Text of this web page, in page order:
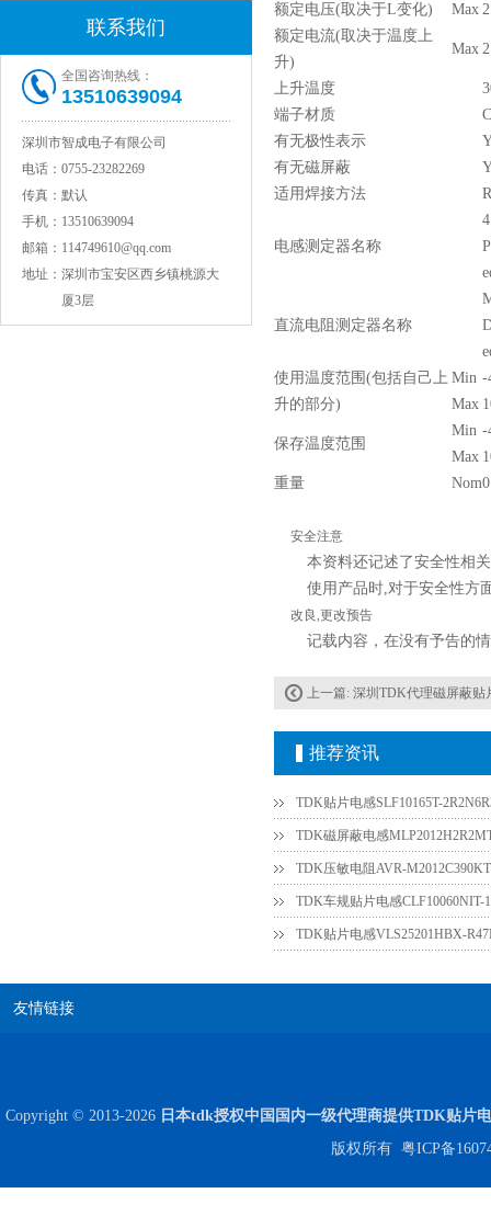
JOHANSON代理商供应贴片电容500R07S2R2BV4T
联系我们
全国咨询热线：
13510639094
深圳市智成电子有限公司
电话： 0755-23282269
传真： 默认
手机： 13510639094
邮箱： 114749610@qq.com
地址： 深圳市宝安区西乡镇桃源大
厦3层
额定电压(取决于L变化)
Max
额定电流(取决于温度上
升)
Max
上升温度
端子材质
有无极性表示
有无磁屏蔽
适用焊接方法
电感测定器名称
直流电阻测定器名称
使用温度范围(包括自己上
升的部分)
Min -
Max
保存温度范围
Min -
Max
重量
Nom
安全注意
本资料还记述了安全性相
使用产品时,对于安全性方
改良,更改预告
记载内容，在没有予告的
上一篇: 深圳TDK代理磁屏蔽贴片
推荐资讯
TDK贴片电感SLF10165T-
TDK磁屏蔽电感
TDK压敏电阻AVR-
TDK贴片电感VLS25201HBX-
友情链接
Copyright © 2013-2026 日本tdk授权中国国内一级代理商提供TDK贴片
版权所有 粤ICP备